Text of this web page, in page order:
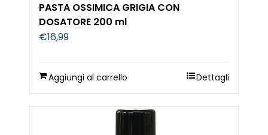
PASTA OSSIMICA GRIGIA CON
DOSATORE 200 ml
€16,99
Aggiungi al carrello Dettagli